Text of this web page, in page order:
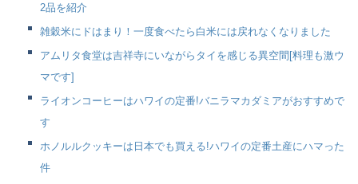
2品を紹介
雑穀米にドはまり！一度食べたら白米には戻れなくなりました
アムリタ食堂は吉祥寺にいながらタイを感じる異空間[料理も激ウ
マです]
ライオンコーヒーはハワイの定番!バニラマカダミアがおすすめで
す
ホノルルクッキーは日本でも買える!ハワイの定番土産にハマった
件